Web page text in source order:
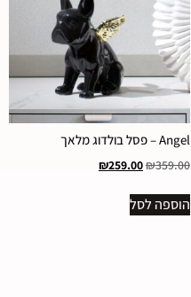
Angel – פסל בולדוג מלאך
₪359.00
₪259.00
הוספה לסל